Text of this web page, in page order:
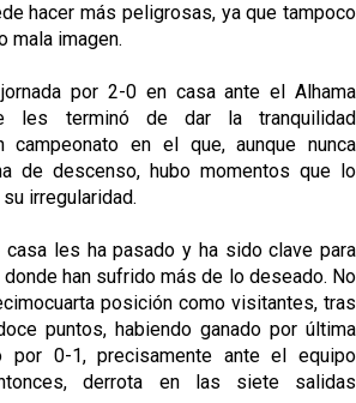
hacer más peligrosas, ya que tampoco
mala imagen.
por 2-0 en casa ante el Alhama
les terminó de dar la tranquilidad
campeonato en el que, aunque nunca
de descenso, hubo momentos que lo
irregularidad.
les ha pasado y ha sido clave para
han sufrido más de lo deseado. No
posición como visitantes, tras
puntos, habiendo ganado por última
0-1, precisamente ante el equipo
derrota en las siete salidas